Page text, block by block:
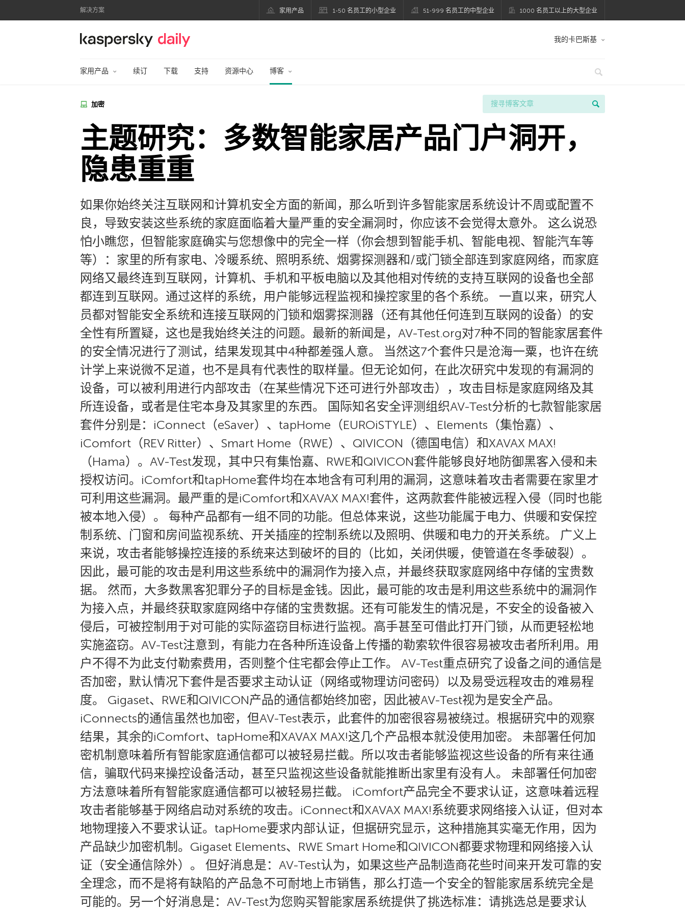
解决方案 家用产品 1-50 名员工的小型企业 51-999 名员工的中型企业 1000 名员工以上的大型企业
卡巴斯基官方博客 我的卡巴斯基
家用产品 续订 下载 支持 资源中心 博客
加密
主题研究：多数智能家居产品门户洞开，
隐患重重
如果你始终关注互联网和计算机安全方面的新闻，那么听到许多智能家居系统设计不周或配置不
良，导致安装这些系统的家庭面临着大量严重的安全漏洞时，你应该不会觉得太意外。 这么说恐
怕小瞧您，但智能家庭确实与您想像中的完全一样（你会想到智能手机、智能电视、智能汽车等
等）：家里的所有家电、冷暖系统、照明系统、烟雾探测器和/或门锁全部连到家庭网络，而家庭
网络又最终连到互联网，计算机、手机和平板电脑以及其他相对传统的支持互联网的设备也全部
都连到互联网。通过这样的系统，用户能够远程监视和操控家里的各个系统。 一直以来，研究人
员都对智能安全系统和连接互联网的门锁和烟雾探测器（还有其他任何连到互联网的设备）的安
全性有所置疑，这也是我始终关注的问题。最新的新闻是，AV-Test.org对7种不同的智能家居套件
的安全情况进行了测试，结果发现其中4种都差强人意。 当然这7个套件只是沧海一粟，也许在统
计学上来说微不足道，也不是具有代表性的取样量。但无论如何，在此次研究中发现的有漏洞的
设备，可以被利用进行内部攻击（在某些情况下还可进行外部攻击），攻击目标是家庭网络及其
所连设备，或者是住宅本身及其家里的东西。 国际知名安全评测组织AV-Test分析的七款智能家居
套件分别是：iConnect（eSaver）、tapHome（EUROiSTYLE）、Elements（集怡嘉）、
iComfort（REV Ritter）、Smart Home（RWE）、QIVICON（德国电信）和XAVAX MAX!
（Hama）。AV-Test发现，其中只有集怡嘉、RWE和QIVICON套件能够良好地防御黑客入侵和未
授权访问。iComfort和tapHome套件均在本地含有可利用的漏洞，这意味着攻击者需要在家里才
可利用这些漏洞。最严重的是iComfort和XAVAX MAX!套件，这两款套件能被远程入侵（同时也能
被本地入侵）。 每种产品都有一组不同的功能。但总体来说，这些功能属于电力、供暖和安保控
制系统、门窗和房间监视系统、开关插座的控制系统以及照明、供暖和电力的开关系统。 广义上
来说，攻击者能够操控连接的系统来达到破坏的目的（比如，关闭供暖，使管道在冬季破裂）。
因此，最可能的攻击是利用这些系统中的漏洞作为接入点，并最终获取家庭网络中存储的宝贵数
据。 然而，大多数黑客犯罪分子的目标是金钱。因此，最可能的攻击是利用这些系统中的漏洞作
为接入点，并最终获取家庭网络中存储的宝贵数据。还有可能发生的情况是，不安全的设备被入
侵后，可被控制用于对可能的实际盗窃目标进行监视。高手甚至可借此打开门锁，从而更轻松地
实施盗窃。AV-Test注意到，有能力在各种所连设备上传播的勒索软件很容易被攻击者所利用。用
户不得不为此支付勒索费用，否则整个住宅都会停止工作。 AV-Test重点研究了设备之间的通信是
否加密，默认情况下套件是否要求主动认证（网络或物理访问密码）以及易受远程攻击的难易程
度。 Gigaset、RWE和QIVICON产品的通信都始终加密，因此被AV-Test视为是安全产品。
iConnects的通信虽然也加密，但AV-Test表示，此套件的加密很容易被绕过。根据研究中的观察
结果，其余的iComfort、tapHome和XAVAX MAX!这几个产品根本就没使用加密。 未部署任何加
密机制意味着所有智能家庭通信都可以被轻易拦截。所以攻击者能够监视这些设备的所有来往通
信，骗取代码来操控设备活动，甚至只监视这些设备就能推断出家里有没有人。 未部署任何加密
方法意味着所有智能家庭通信都可以被轻易拦截。 iComfort产品完全不要求认证，这意味着远程
攻击者能够基于网络启动对系统的攻击。iConnect和XAVAX MAX!系统要求网络接入认证，但对本
地物理接入不要求认证。tapHome要求内部认证，但据研究显示，这种措施其实毫无作用，因为
产品缺少加密机制。Gigaset Elements、RWE Smart Home和QIVICON都要求物理和网络接入认
证（安全通信除外）。 但好消息是：AV-Test认为，如果这些产品制造商花些时间来开发可靠的安
全理念，而不是将有缺陷的产品急不可耐地上市销售，那么打造一个安全的智能家居系统完全是
可能的。另一个好消息是：AV-Test为您购买智能家居系统提供了挑选标准：请挑选总是要求认